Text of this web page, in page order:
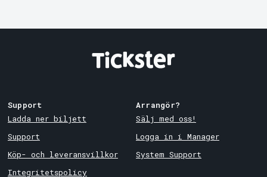
Support
Ladda ner biljett
Support
Köp- och leveransvillkor
Integritetspolicy
Arrangör?
Sälj med oss!
Logga in i Manager
System Support